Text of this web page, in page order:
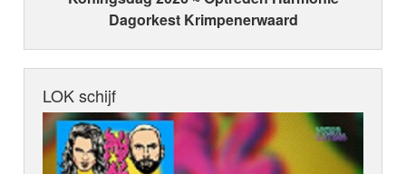
Dagorkest Krimpenerwaard
LOK schijf